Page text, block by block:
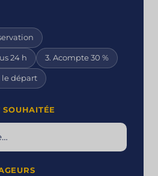
24 h 3. Acompte 30 %
le départ